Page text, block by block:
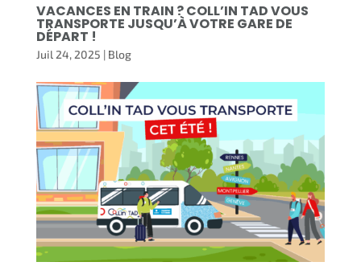
VACANCES EN TRAIN ? COLL’IN TAD VOUS
TRANSPORTE JUSQU’À VOTRE GARE DE
DÉPART !
Juil 24, 2025 | Blog